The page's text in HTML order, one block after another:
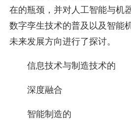
在的瓶颈，并对人工智能与机
数字孪生技术的普及以及智能
未来发展方向进行了探讨。
信息技术与制造技术的
深度融合
智能制造的